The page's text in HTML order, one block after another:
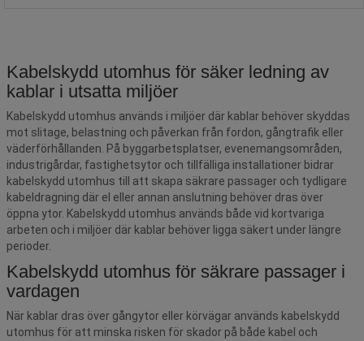
Kabelskydd utomhus för säker ledning av
kablar i utsatta miljöer
Kabelskydd utomhus används i miljöer där kablar behöver skyddas
mot slitage, belastning och påverkan från fordon, gångtrafik eller
väderförhållanden. På byggarbetsplatser, evenemangsområden,
industrigårdar, fastighetsytor och tillfälliga installationer bidrar
kabelskydd utomhus till att skapa säkrare passager och tydligare
kabeldragning där el eller annan anslutning behöver dras över
öppna ytor. Kabelskydd utomhus används både vid kortvariga
arbeten och i miljöer där kablar behöver ligga säkert under längre
perioder.
Kabelskydd utomhus för säkrare passager i
vardagen
När kablar dras över gångytor eller körvägar används kabelskydd
utomhus för att minska risken för skador på både kabel och